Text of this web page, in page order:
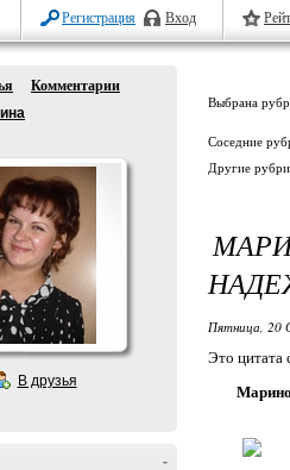
Регистрация Вход
Комментарии
В друзья
-
Выбрана
Соседние
Другие
Пятница, 20
Это цитата